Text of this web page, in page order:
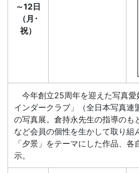
～12日
（月･
祝）
今年創立25周年を迎えた写真愛
インダークラブ」（全日本写真連
の写真展。倉持永先生の指導のも
など会員の個性を生かして取り組
「夕景」をテーマにした作品、
示。